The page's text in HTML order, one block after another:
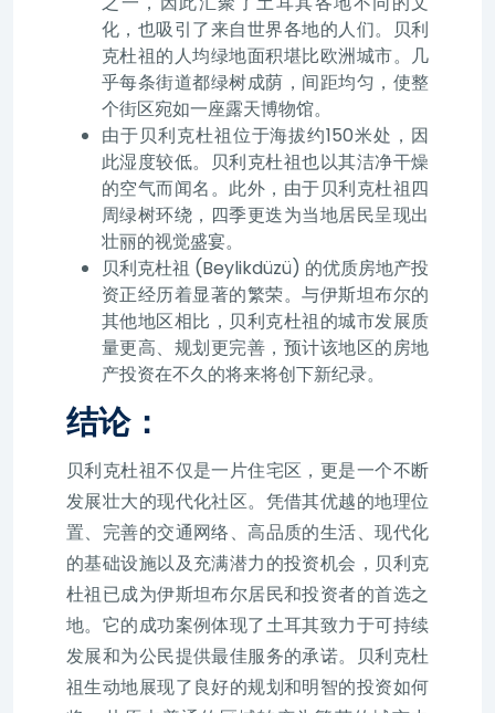
化，也吸引了来自世界各地的人们。贝利
克杜祖的人均绿地面积堪比欧洲城市。几
乎每条街道都绿树成荫，间距均匀，使整
个街区宛如一座露天博物馆。
由于贝利克杜祖位于海拔约150米处，因
此湿度较低。贝利克杜祖也以其洁净干燥
的空气而闻名。此外，由于贝利克杜祖四
周绿树环绕，四季更迭为当地居民呈现出
壮丽的视觉盛宴。
贝利克杜祖 (Beylikdüzü) 的优质房地产投
资正经历着显著的繁荣。与伊斯坦布尔的
其他地区相比，贝利克杜祖的城市发展质
量更高、规划更完善，预计该地区的房地
产投资在不久的将来将创下新纪录。
结论：
贝利克杜祖不仅是一片住宅区，更是一个不断
发展壮大的现代化社区。凭借其优越的地理位
置、完善的交通网络、高品质的生活、现代化
的基础设施以及充满潜力的投资机会，贝利克
杜祖已成为伊斯坦布尔居民和投资者的首选之
地。它的成功案例体现了土耳其致力于可持续
发展和为公民提供最佳服务的承诺。贝利克杜
祖生动地展现了良好的规划和明智的投资如何